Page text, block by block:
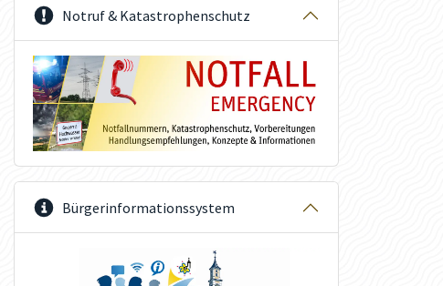
Notruf & Katastrophenschutz
Bürgerinformationssystem